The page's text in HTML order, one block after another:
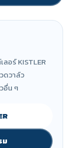
อร์ KISTLER
ดวาล์ว
อื่น ๆ
ม